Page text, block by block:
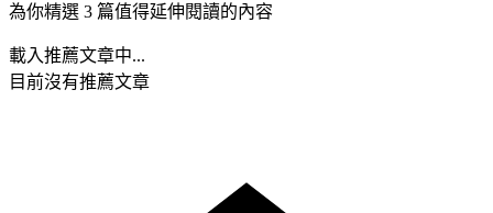
為你精選 3 篇值得延伸閱讀的內容
載入推薦文章中...
目前沒有推薦文章